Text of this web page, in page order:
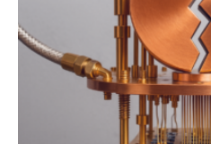
einem Team der TU Wien
internationaler Partner der
Der lange diskutierte
gefunden. Kurz darauf
Thorium tatsächlich nutzen